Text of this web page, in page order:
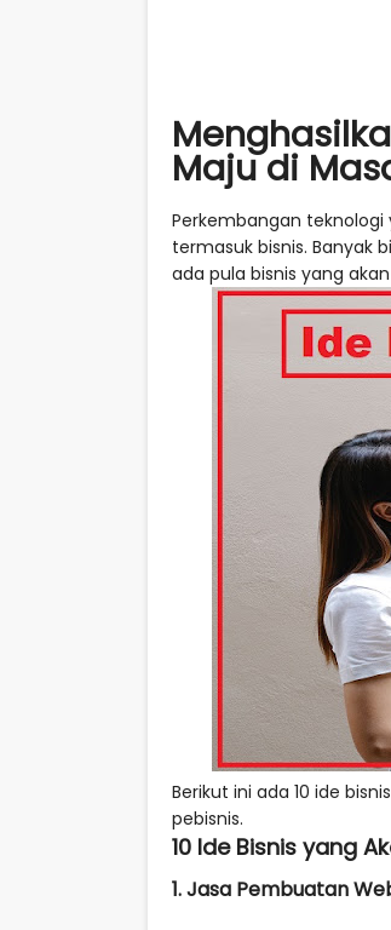
Maju di
Perkembangan
termasuk bisnis. Banyak
ada pula bisnis yang
Berikut ini ada 10 ide
pebisnis.
10 Ide Bisnis yang
1. Jasa Pembuatan